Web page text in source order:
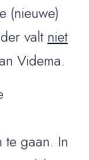
(nieuwe)
valt niet
Videma.
te gaan. In